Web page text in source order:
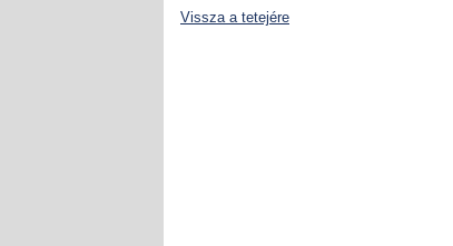
Vissza a tetejére